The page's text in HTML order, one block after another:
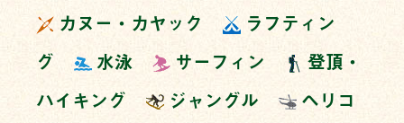
カヌー・カヤック
ラフティン
グ
水泳 サーフィン
登頂・
ハイキング
ジャングル
ヘリコ